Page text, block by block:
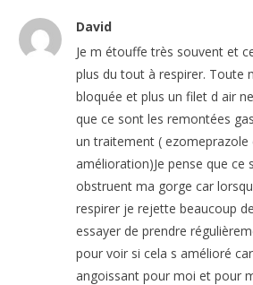
David
Je m étouffe très souvent et
plus du tout à respirer. Toute
bloquée et plus un filet d air
que ce sont les remontées
un traitement ( ezomeprazole
amélioration)Je pense que ce
obstruent ma gorge car
respirer je rejette beaucoup
essayer de prendre
pour voir si cela s amélioré
angoissant pour moi et pour